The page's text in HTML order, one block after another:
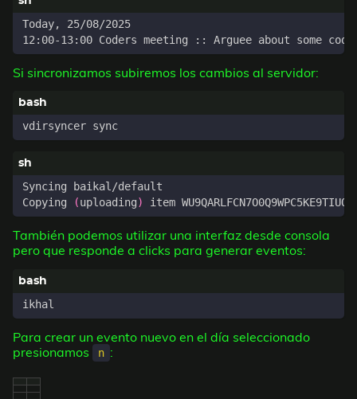
Si sincronizamos subiremos los cambios al servidor:
Copying
(uploading)
También podemos utilizar una interfaz desde consola
pero que responde a clicks para generar eventos:
Para crear un evento nuevo en el día seleccionado
presionamos
n :